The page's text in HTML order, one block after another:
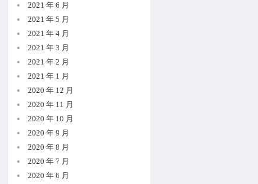
2021 年 6 月
2021 年 5 月
2021 年 4 月
2021 年 3 月
2021 年 2 月
2021 年 1 月
2020 年 12 月
2020 年 11 月
2020 年 10 月
2020 年 9 月
2020 年 8 月
2020 年 7 月
2020 年 6 月